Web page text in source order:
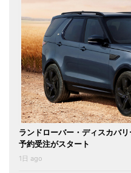
ランドローバー・ディスカバ
予約受注がスタート
1日 ago